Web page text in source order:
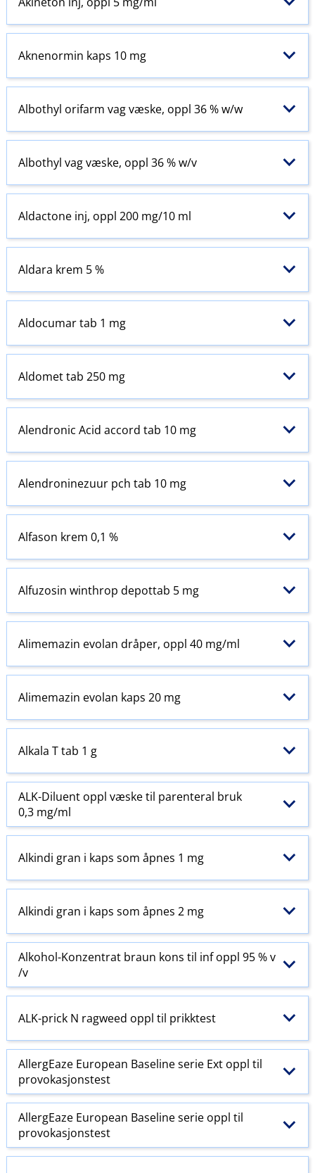
Aknenormin kaps 10 mg
Albothyl orifarm vag væske, oppl 36 % w​/​w
Albothyl vag væske, oppl 36 % w​/​v
Aldactone inj, oppl 200 mg/10 ml
Aldara krem 5 %
Aldocumar tab 1 mg
Aldomet tab 250 mg
Alendronic Acid accord tab 10 mg
Alendroninezuur pch tab 10 mg
Alfason krem 0,1 %
Alfuzosin winthrop depottab 5 mg
Alimemazin evolan dråper, oppl 40 mg/ml
Alimemazin evolan kaps 20 mg
Alkala T tab 1 g
ALK-Diluent oppl væske til parenteral bruk
0,3 mg/ml
Alkindi gran i kaps som åpnes 1 mg
Alkindi gran i kaps som åpnes 2 mg
Alkohol-Konzentrat braun kons til inf oppl 95 % v​
/​v
ALK-prick N ragweed oppl til prikktest
AllergEaze European Baseline serie Ext oppl til
provokasjonstest
AllergEaze European Baseline serie oppl til
provokasjonstest